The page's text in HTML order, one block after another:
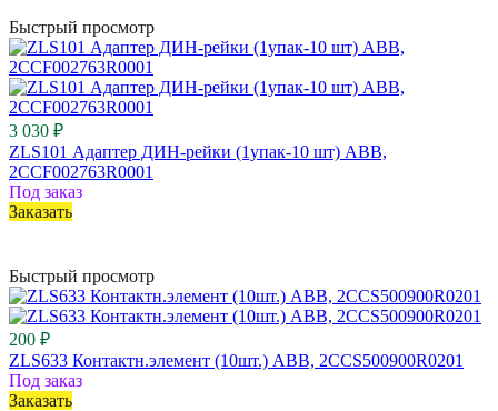
Быстрый просмотр
3 030 ₽
ZLS101 Адаптер ДИН-рейки (1упак-10 шт) ABB,
2CCF002763R0001
Под заказ
Заказать
Быстрый просмотр
200 ₽
ZLS633 Контактн.элемент (10шт.) ABB, 2CCS500900R0201
Под заказ
Заказать